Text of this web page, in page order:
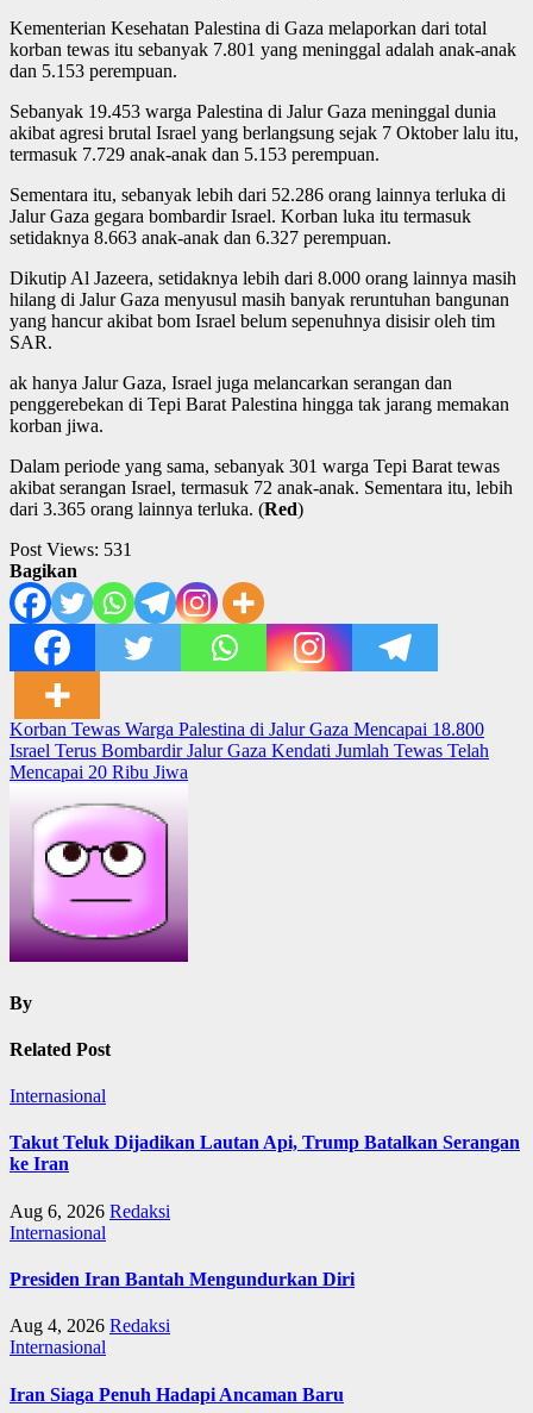
Kementerian Kesehatan Palestina di Gaza melaporkan dari total
korban tewas itu sebanyak 7.801 yang meninggal adalah anak-anak
dan 5.153 perempuan.
Sebanyak 19.453 warga Palestina di Jalur Gaza meninggal dunia
akibat agresi brutal Israel yang berlangsung sejak 7 Oktober lalu itu,
termasuk 7.729 anak-anak dan 5.153 perempuan.
Sementara itu, sebanyak lebih dari 52.286 orang lainnya terluka di
Jalur Gaza gegara bombardir Israel. Korban luka itu termasuk
setidaknya 8.663 anak-anak dan 6.327 perempuan.
Dikutip Al Jazeera, setidaknya lebih dari 8.000 orang lainnya masih
hilang di Jalur Gaza menyusul masih banyak reruntuhan bangunan
yang hancur akibat bom Israel belum sepenuhnya disisir oleh tim
SAR.
ak hanya Jalur Gaza, Israel juga melancarkan serangan dan
penggerebekan di Tepi Barat Palestina hingga tak jarang memakan
korban jiwa.
Dalam periode yang sama, sebanyak 301 warga Tepi Barat tewas
akibat serangan Israel, termasuk 72 anak-anak. Sementara itu, lebih
dari 3.365 orang lainnya terluka. (Red)
Post Views: 531
Bagikan
Post
navigation
Korban Tewas Warga Palestina di Jalur Gaza Mencapai 18.800
Israel Terus Bombardir Jalur Gaza Kendati Jumlah Tewas Telah
Mencapai 20 Ribu Jiwa
By
Related Post
Internasional
Takut Teluk Dijadikan Lautan Api, Trump Batalkan Serangan
ke Iran
Aug 6, 2026 Redaksi
Internasional
Presiden Iran Bantah Mengundurkan Diri
Aug 4, 2026 Redaksi
Internasional
Iran Siaga Penuh Hadapi Ancaman Baru